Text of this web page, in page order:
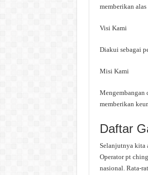
memberikan
Visi Kami
Diakui sebagai
Misi Kami
Mengembangan
memberikan
Daftar
Selanjutnya kita
Operator pt
nasional. Rata-